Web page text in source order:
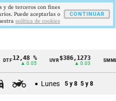
12,48 %
▲ 0.05
UVR$386,1273
▲ 0.03
SMMLV
Lunes 5 y 8 5 y 8
y de terceros con fines
Puede aceptarlas o
politica de cookies
CONTINUAR